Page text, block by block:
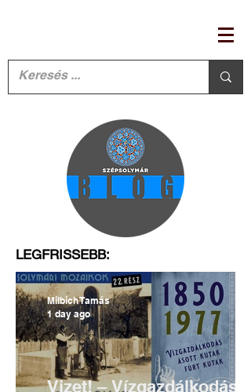
LEGFRISSEBB:
Vizet! – Vízgazdálkodás
Milbich Tamás
1 day ago